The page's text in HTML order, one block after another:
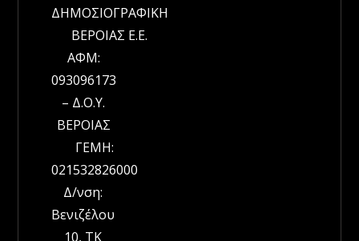
ΔΗΜΟΣΙΟΓΡΑΦΙΚΗ
ΒΕΡΟΙΑΣ Ε.Ε.
ΑΦΜ:
093096173
– Δ.Ο.Υ.
ΒΕΡΟΙΑΣ
ΓΕΜΗ:
021532826000
Δ/νση:
Βενιζέλου
10, ΤΚ